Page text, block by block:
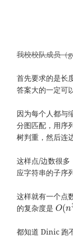
我校校队成员（
首先要求的是长
答案大的一定可
因为每个人都与
分图匹配，用序
树判重，然后连
这样点/边数很
应字符串的子序
这样就有一个点
的复杂度是 O(n
都知道 Dinic 跑